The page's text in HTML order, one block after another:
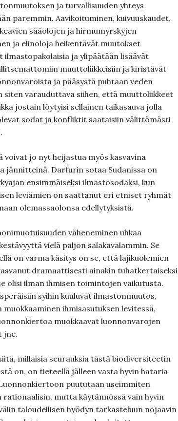
ja turvallisuuden yhteys
paremmin. Aavikoituminen, kuivuuskaudet,
sääolojen ja hirmumyrskyjen
ja elinoloja heikentävät muutokset
ilmastopakolaisia ja ylipäätään lisäävät
muuttoliikkeisiin ja kiristävät
ja pääsystä puhtaan veden
siten varauduttava siihen, että muuttoliikkeet
jostain löytyisi sellainen taikasauva jolla
sodat ja konfliktit saataisiin välittömästi
voivat jo nyt heijastua myös kasvavina
jännitteinä. Darfurin sotaa Sudanissa on
ensimmäiseksi ilmastosodaksi, kun
leviämien on saattanut eri etniset ryhmät
olemassaolonsa edellytyksistä.
väheneminen uhkaa
vielä paljon salakavalammin. Se
on varma käsitys on se, että lajikuolemien
dramaattisesti ainakin tuhatkertaiseksi
olisi ilman ihmisen toimintojen vaikutusta.
syihin kuuluvat ilmastonmuutos,
ihmisasutuksen levitessä,
muokkaavat luonnonvarojen
jne.
millaisia seurauksia tästä biodiversiteetin
on, on tieteellä jälleen vasta hyvin hataria
puututaan useimmiten
rationaalisin, mutta käytännössä vain hyvin
taloudellisen hyödyn tarkasteluun nojaavin